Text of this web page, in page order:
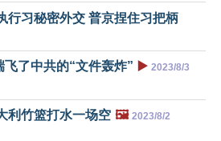
行习秘密外交 普京捏住习把柄
了中共的“文件轰炸” ▶️ 2023/8/3
利竹篮打水一场空 🖼️ 2023/8/2